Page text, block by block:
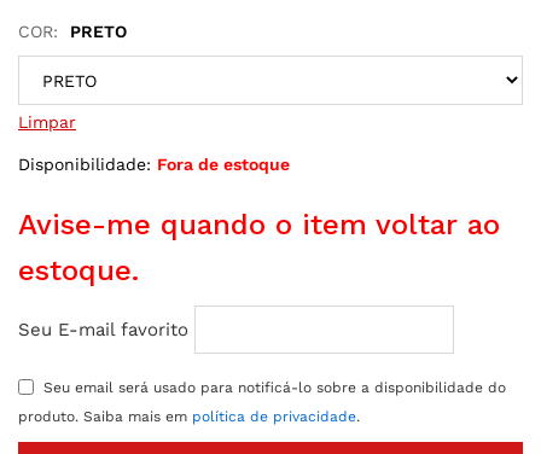
COR: PRETO
Limpar
Disponibilidade: Fora de estoque
Avise-me quando o item voltar ao
estoque.
Seu E-mail favorito
Seu email será usado para notificá-lo sobre a disponibilidade do
produto. Saiba mais em política de privacidade.